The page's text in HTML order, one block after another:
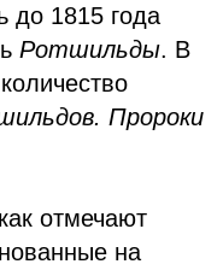
до 1815 года
Ротшильды. В
Пророки
отмечают
на